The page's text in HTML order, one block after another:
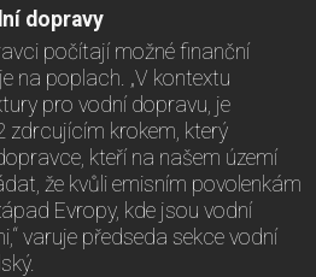
dopravy
počítají možné finanční
na poplach. „V kontextu
pro vodní dopravu, je
zdrcujícím krokem, který
kteří na našem území
že kvůli emisním povolenkám
Evropy, kde jsou vodní
varuje předseda sekce vodní